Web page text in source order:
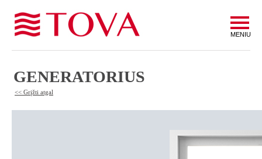
MENIU
GENERATORIUS
<< Grįžti atgal